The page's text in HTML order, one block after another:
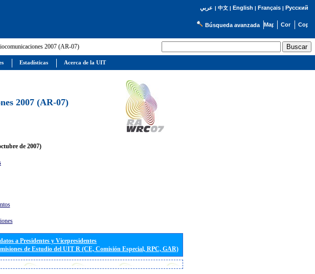
عربي | 中文| English | Français| Русский
Búsqueda avanzada
2007 (AR-07)
2007 (AR-07)
de 2007)
a Presidentes y Vicepresidentes
de Estudio del UIT R (CE, Comisión Especial, RPC, GAR)
Estadísticas Acerca de la UIT